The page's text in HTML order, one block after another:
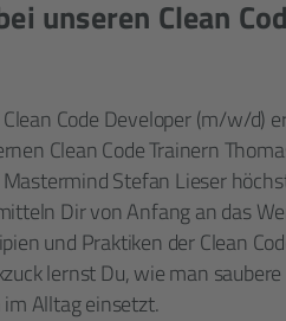
unseren Clean
Code Developer (m/w/d)
Clean Code Trainern
Stefan Lieser
Dir von Anfang an das
und Praktiken der Clean
lernst Du, wie man saubere
Alltag einsetzt.